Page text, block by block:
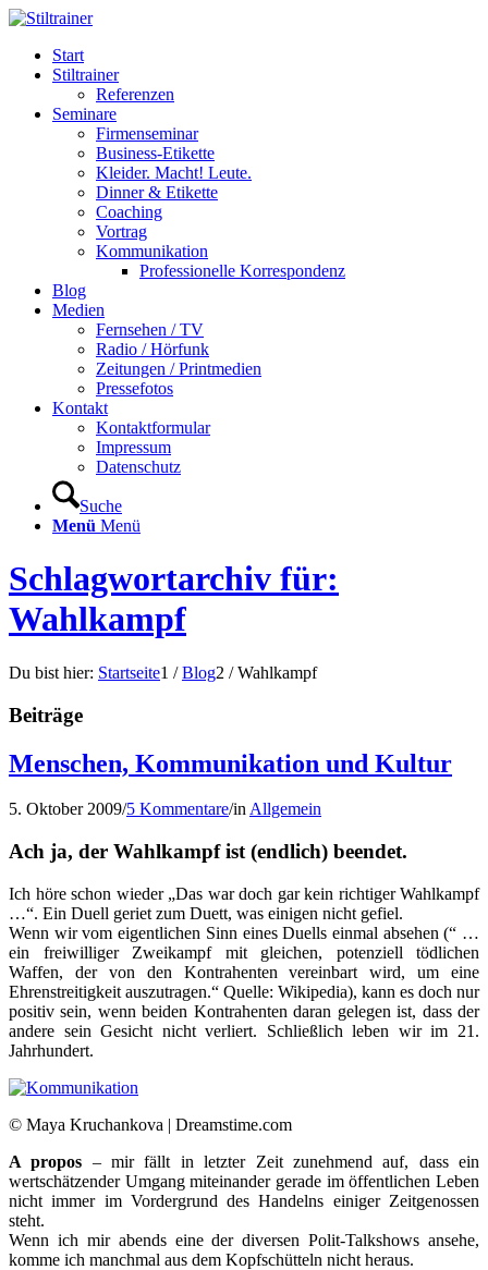
Start
Stiltrainer
Referenzen
Seminare
Firmenseminar
Business-Etikette
Kleider. Macht! Leute.
Dinner & Etikette
Coaching
Vortrag
Kommunikation
Professionelle Korrespondenz
Blog
Medien
Fernsehen / TV
Radio / Hörfunk
Zeitungen / Printmedien
Pressefotos
Kontakt
Kontaktformular
Impressum
Datenschutz
Suche
Menü Menü
Schlagwortarchiv für:
Wahlkampf
Du bist hier: Startseite1 / Blog2 / Wahlkampf
Beiträge
Menschen, Kommunikation und Kultur
5. Oktober 2009/5 Kommentare/inAllgemein
Ach ja, der Wahlkampf ist (endlich) beendet.
Ich höre schon wieder „Das war doch gar kein richtiger Wahlkampf
…“. Ein Duell geriet zum Duett, was einigen nicht gefiel.
Wenn wir vom eigentlichen Sinn eines Duells einmal absehen (“ …
ein freiwilliger Zweikampf mit gleichen, potenziell tödlichen
Waffen, der von den Kontrahenten vereinbart wird, um eine
Ehrenstreitigkeit auszutragen.“ Quelle: Wikipedia), kann es doch nur
positiv sein, wenn beiden Kontrahenten daran gelegen ist, dass der
andere sein Gesicht nicht verliert. Schließlich leben wir im 21.
Jahrhundert.
© Maya Kruchankova | Dreamstime.com
A propos – mir fällt in letzter Zeit zunehmend auf, dass ein
wertschätzender Umgang miteinander gerade im öffentlichen Leben
nicht immer im Vordergrund des Handelns einiger Zeitgenossen
steht.
Wenn ich mir abends eine der diversen Polit-Talkshows ansehe,
komme ich manchmal aus dem Kopfschütteln nicht heraus.